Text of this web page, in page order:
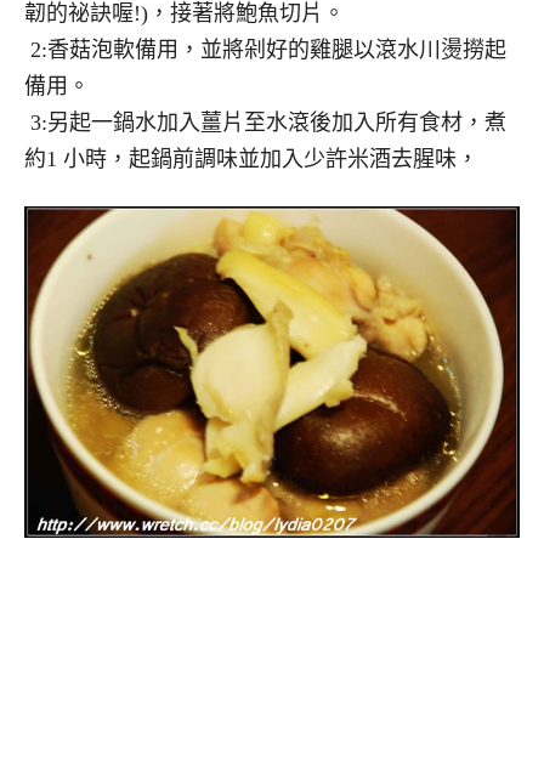
韌的祕訣喔!)，接著將鮑魚切片。
2:香菇泡軟備用，並將剁好的雞腿以滾水川燙撈起
備用。
3:另起一鍋水加入薑片至水滾後加入所有食材，煮
約1 小時，起鍋前調味並加入少許米酒去腥味，